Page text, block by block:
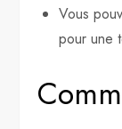
Vous
pour une